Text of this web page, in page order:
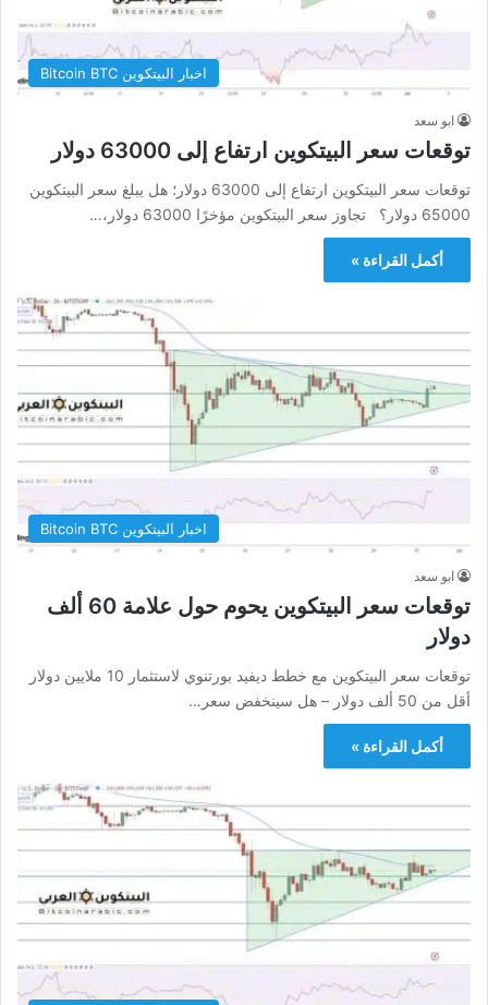
اخبار البيتكوين Bitcoin BTC
ابو سعد
توقعات سعر البيتكوين ارتفاع إلى 63000 دولار
توقعات سعر البيتكوين ارتفاع إلى 63000 دولار؛ هل يبلغ سعر البيتكوين
65000 دولار؟ تجاوز سعر البيتكوين مؤخرًا 63000 دولار،…
أكمل القراءة »
اخبار البيتكوين Bitcoin BTC
ابو سعد
توقعات سعر البيتكوين يحوم حول علامة 60 ألف
دولار
توقعات سعر البيتكوين مع خطط ديفيد بورتنوي لاستثمار 10 ملايين دولار
أقل من 50 ألف دولار – هل سينخفض ​​سعر…
أكمل القراءة »